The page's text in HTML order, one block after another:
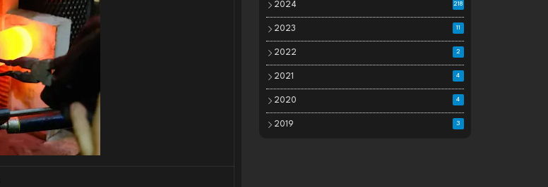
2024 218
2023 11
2022 2
2021 4
2020 4
2019 3